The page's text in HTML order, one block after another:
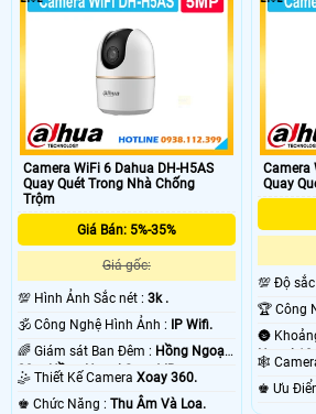
🖥 Camera chống trộm Dahua hầu như loại
chống trộm Dahua , tuy nhiên với những loại
không chuyên dụng thì có thể sẽ có những báo
người, trên đây là những camera có báo động
năng thông mình có nhiều ưu điểm và có thể cấu
báo động giả.
🎁 Có thể nóilắp camera có báo động chống trộm
chất lượng cuộc sống. tuy nhiên camera báo
không hoàn hảo bằng 1 bộ báo động chống trộm
camera báo động chống trộm Dahua sẽ có độ trể
sau khi xẩy ra sự cố. chắc chắc camera nào cũng
động chống trộm Dahua của camera hoặt động
đó có độ trể là do mạng chứ không phải do thiết bị
Camera WiFi 6 Dahua DH-H5AS
Quay Quét Trong Nhà Chống
Trộm
Giá Bán: 5%-35%
Giá gốc:
💯 Hình Ảnh Sắc nét : 3k .
🕉️ Công Nghệ Hình Ảnh :
IP Wifi.
🌈 Giám sát Ban Đêm : Hồng Ngoại
20m Hồng Ngoại Smart IR.
🤹 Thiết Kế Camera Xoay 360.
️♚ Chức Năng : Thu Âm Và Loa.
Camera
💯 Độ
Ngoại
🕸️